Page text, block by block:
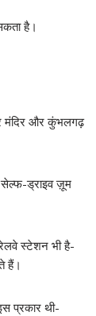
है।
मंदिर और कुंभलगढ़
ड्राइव ज़ूम
स्टेशन भी है-
हैं।
प्रकार थी-